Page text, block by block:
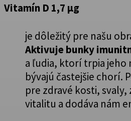
Vitamín D 1,7 µg
je dôležitý pre našu
Aktivuje bunky
a ľudia, ktorí trpia
bývajú častejšie chorí.
pre zdravé kosti, svaly,
vitalitu a dodáva nám